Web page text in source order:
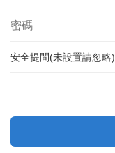
安全提問(未設置請忽略)